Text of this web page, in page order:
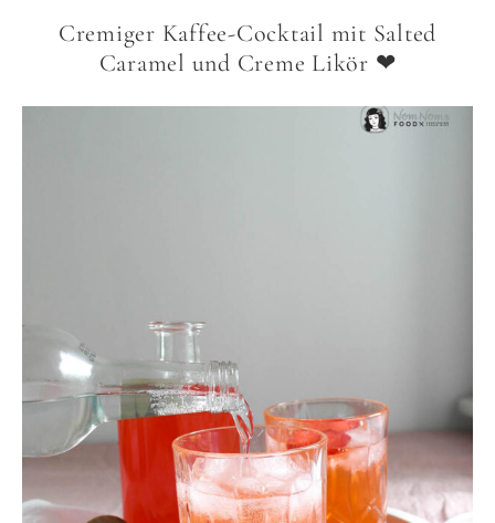
Cremiger Kaffee-Cocktail mit Salted
Caramel und Creme Likör ❤